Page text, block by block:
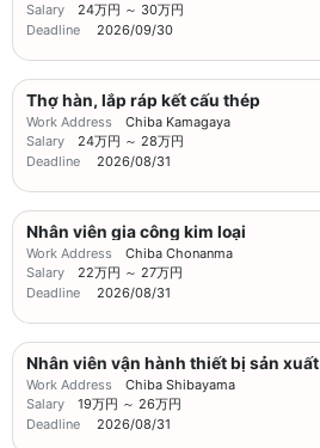
Salary
24万円 ～ 30万円
Deadline
2026/09/30
Thợ hàn, lắp ráp kết cấu thép
Work Address
Chiba Kamagaya
Salary
24万円 ～ 28万円
Deadline
2026/08/31
Nhân viên gia công kim loại
Work Address
Chiba Chonanma
Salary
22万円 ～ 27万円
Deadline
2026/08/31
Nhân viên vận hành thiết bị sản xuất
Work Address
Chiba Shibayama
Salary
19万円 ～ 26万円
Deadline
2026/08/31